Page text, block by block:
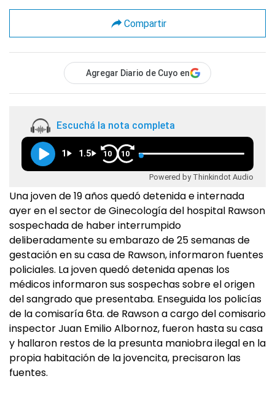
Compartir
Agregar Diario de Cuyo en
Escuchá la nota completa
1 1.5 10 10
Powered by Thinkindot Audio
Una joven de 19 años quedó detenida e internada
ayer en el sector de Ginecología del hospital Rawson
sospechada de haber interrumpido
deliberadamente su embarazo de 25 semanas de
gestación en su casa de Rawson, informaron fuentes
policiales. La joven quedó detenida apenas los
médicos informaron sus sospechas sobre el origen
del sangrado que presentaba. Enseguida los policías
de la comisaría 6ta. de Rawson a cargo del comisario
inspector Juan Emilio Albornoz, fueron hasta su casa
y hallaron restos de la presunta maniobra ilegal en la
propia habitación de la jovencita, precisaron las
fuentes.